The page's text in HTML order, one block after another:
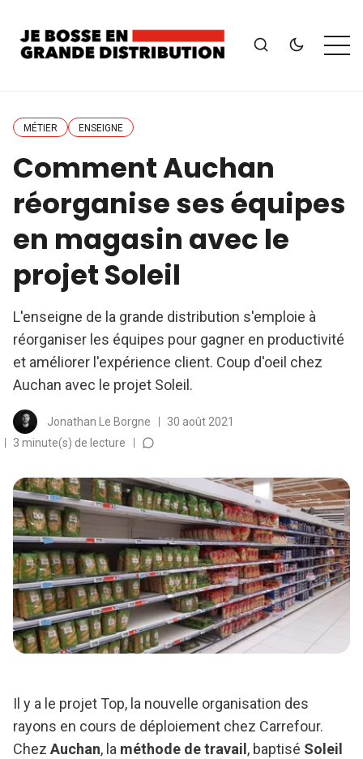
MÉTIER ENSEIGNE
Comment Auchan
réorganise ses équipes
en magasin avec le
projet Soleil
L'enseigne de la grande distribution s'emploie à
réorganiser les équipes pour gagner en productivité
et améliorer l'expérience client. Coup d'oeil chez
Auchan avec le projet Soleil.
Jonathan Le Borgne
30 août 2021
3 minute(s) de lecture
Il y a le projet Top, la nouvelle organisation des
rayons en cours de déploiement chez Carrefour.
Chez Auchan, la méthode de travail , baptisé Soleil